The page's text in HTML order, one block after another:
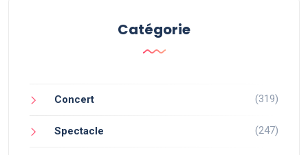
Catégorie
Concert (319)
Spectacle (247)